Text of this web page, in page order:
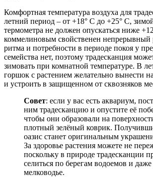
Комфортная температура воздуха для
летний период – от +18° C до +25° C,
термометра не должен опускаться ниже
коммелиновым свойственен непрерывный
ритма и потребности в периоде покоя у
семейства нет, поэтому традесканция
зимовать при комнатной температуре. В
горшок с растением желательно вынести
и устроить в защищенном от сквозняков
Совет: если у вас есть аквариум,
ним традесканцию и опустите её
чтобы они образовали на
плотный зелёный коврик.
оазис станет оригинальным
За здоровье растения можете не
поскольку в природе традесканции
селиться по берегам водоемов и даже
мелководье.